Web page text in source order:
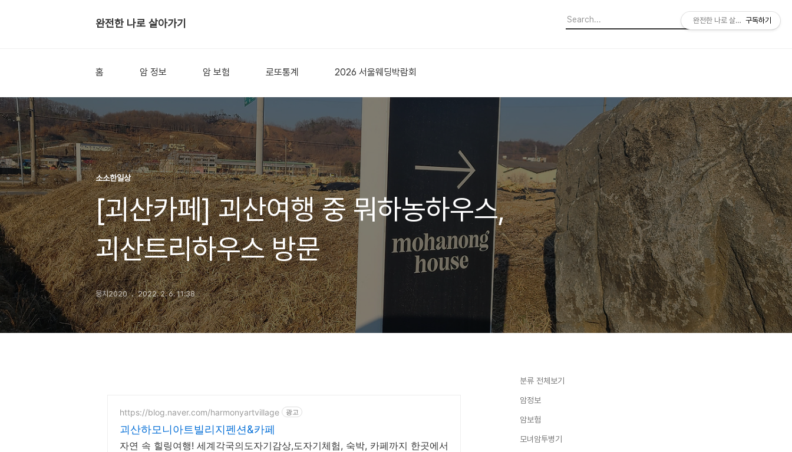
완전한 나로 살아가기
홈 암 정보 암 보험 로또통계 2026 서울웨딩박람회
소소한일상
[괴산카페] 괴산여행 중 뭐하농하우스,
괴산트리하우스 방문
뭉치2020 2022. 2. 6. 11:38
https://blog.naver.com/harmonyartvillage 광고
괴산하모니아트빌리지펜션&카페
자연 속 힐링여행! 세계각국의도자기감상,도자기체험, 숙박, 카페까지 한곳에서
분류 전체보기
암정보
암보험
모녀암투병기
완전한 나로 살아가기구독하기